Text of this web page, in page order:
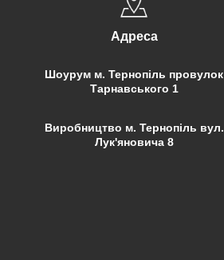
Адреса
Шоурум м. Тернопіль провулок
Тарнавського 1
Виробництво м. Тернопіль вул.
Лук'яновича 8